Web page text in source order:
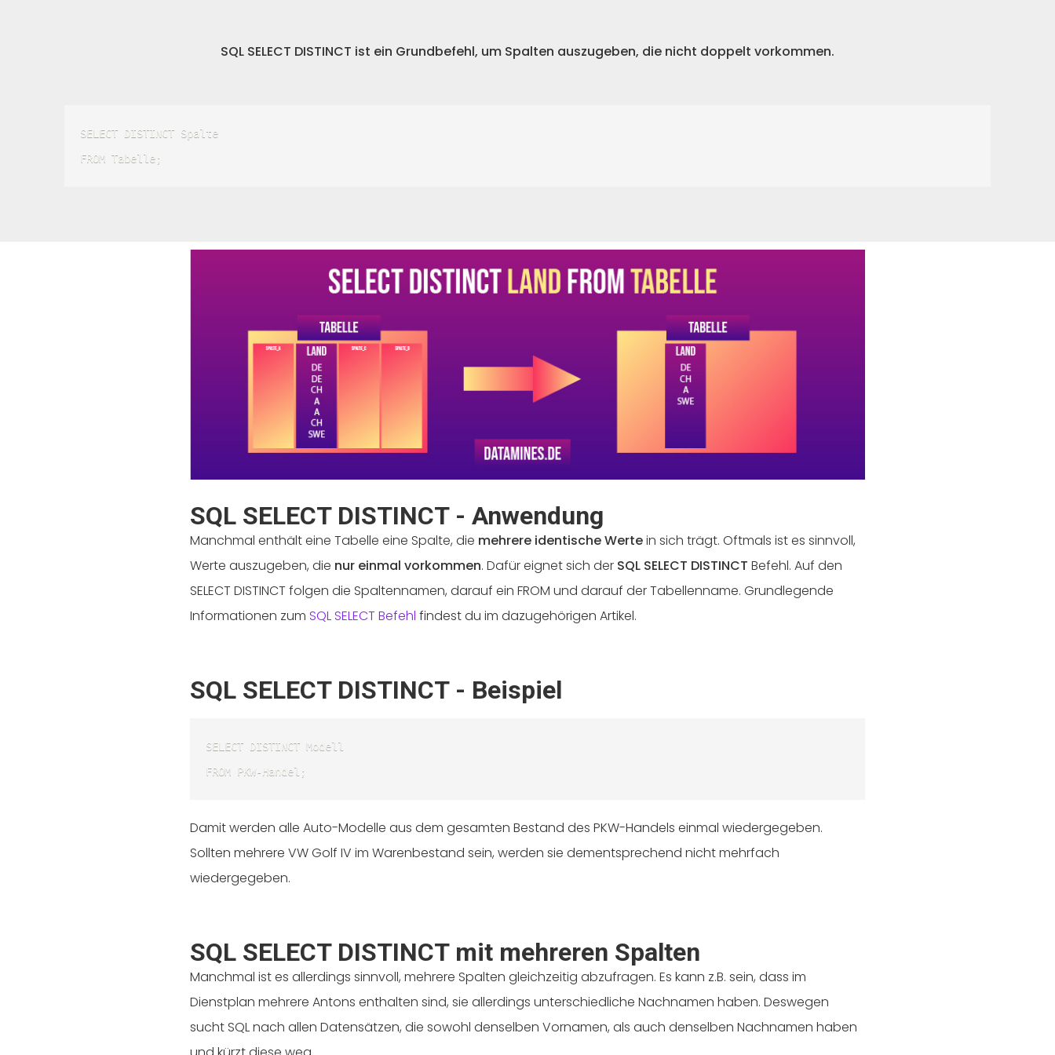
SQL SELECT DISTINCT ist ein Grundbefehl, um Spalten auszugeben, die nicht doppelt vorkommen.
SELECT DISTINCT Spalte
FROM Tabelle;
SQL SELECT DISTINCT - Anwendung
Manchmal enthält eine Tabelle eine Spalte, die mehrere identische Wertein sich trägt. Oftmals ist es sinnvoll,
Werte auszugeben, die nur einmal vorkommen. Dafür eignet sich der SQL SELECT DISTINCT Befehl. Auf den
SELECT DISTINCT folgen die Spaltennamen, darauf ein FROM und darauf der Tabellenname. Grundlegende
Informationen zum SQL SELECT Befehl findest du im dazugehörigen Artikel.
SQL SELECT DISTINCT - Beispiel
SELECT DISTINCT Modell
FROM PKW-Handel;
Damit werden alle Auto-Modelle aus dem gesamten Bestand des PKW-Handels einmal wiedergegeben.
Sollten mehrere VW Golf IV im Warenbestand sein, werden sie dementsprechend nicht mehrfach
wiedergegeben.
SQL SELECT DISTINCT mit mehreren Spalten
Manchmal ist es allerdings sinnvoll, mehrere Spalten gleichzeitig abzufragen. Es kann z.B. sein, dass im
Dienstplan mehrere Antons enthalten sind, sie allerdings unterschiedliche Nachnamen haben. Deswegen
sucht SQL nach allen Datensätzen, die sowohl denselben Vornamen, als auch denselben Nachnamen haben